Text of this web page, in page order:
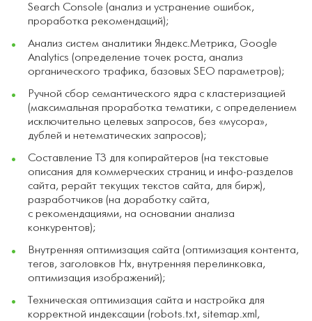
Search Console (анализ и устранение ошибок,
проработка рекомендаций);
Анализ систем аналитики Яндекс.Метрика, Google
Analytics (определение точек роста, анализ
органического трафика, базовых SEO параметров);
Ручной сбор семантического ядра с кластеризацией
(максимальная проработка тематики, с определением
исключительно целевых запросов, без «мусора»,
дублей и нетематических запросов);
Составление ТЗ для копирайтеров (на текстовые
описания для коммерческих страниц и инфо-разделов
сайта, рерайт текущих текстов сайта, для бирж),
разработчиков (на доработку сайта,
с рекомендациями, на основании анализа
конкурентов);
Внутренняя оптимизация сайта (оптимизация контента,
тегов, заголовков Hx, внутренняя перелинковка,
оптимизация изображений);
Техническая оптимизация сайта и настройка для
корректной индексации (robots.txt, sitemap.xml,